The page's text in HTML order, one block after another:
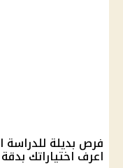
فرص بديلة للدراسة
اعرف اختياراتك بدقة